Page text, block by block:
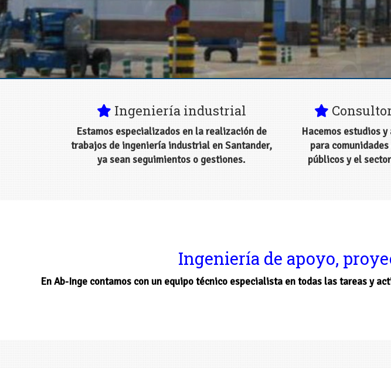
Despacho de ingeniería
Ingeniería industrial
Estamos especializados en la realización de
trabajos de ingeniería industrial en Santander,
ya sean seguimientos o gestiones.
Hacemos estudios
para
públicos y el
Ingeniería de apoyo,
En Ab-Inge contamos con un equipo técnico especialista en todas las tareas y